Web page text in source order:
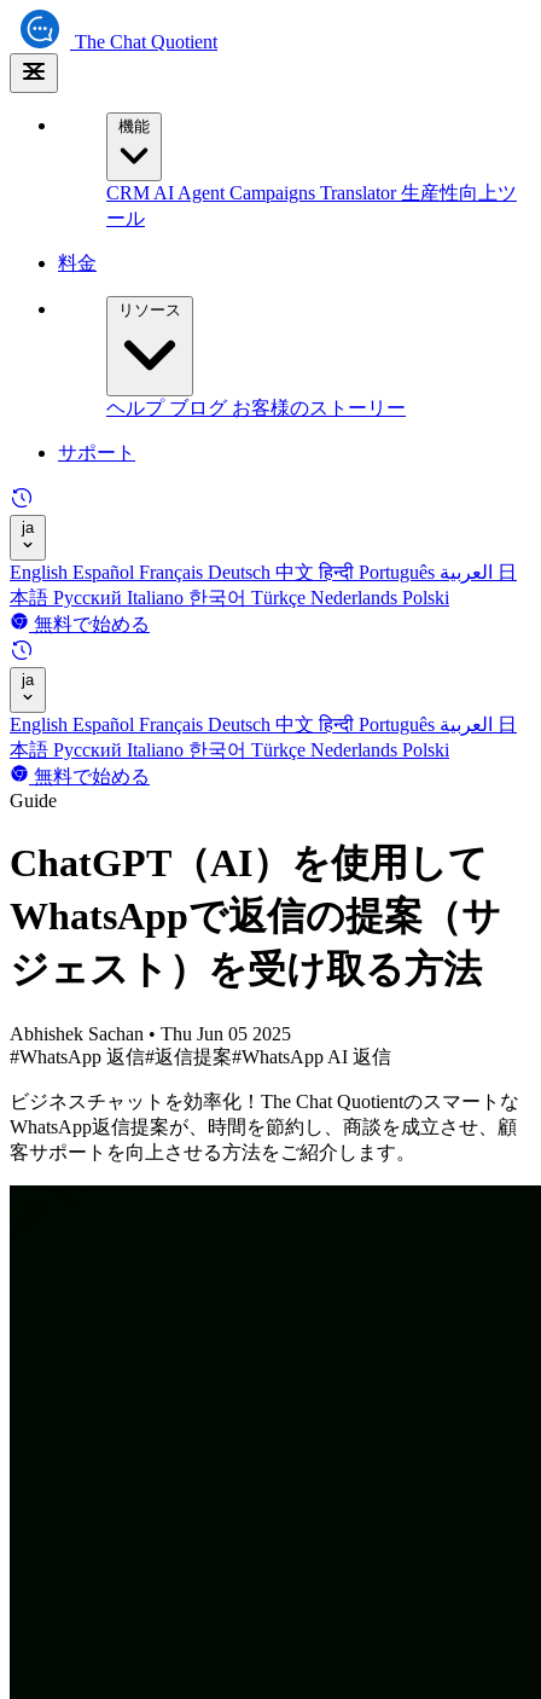
The Chat Quotient
機能
CRM AI Agent Campaigns Translator生産性向上ツ
ール
料金
リソース
ヘルプ ブログ お客様のストーリー
サポート
ja
English Español Français Deutsch 中文हिन्दी Português
日
本語 Русский Italiano 한국어 Türkçe Nederlands Polski
無料で始める
ja
English Español Français Deutsch 中文हिन्दी Português
日
本語 Русский Italiano 한국어 Türkçe Nederlands Polski
無料で始める
Guide
ChatGPT（AI）を使用して
WhatsAppで返信の提案（サ
ジェスト）を受け取る方法
Abhishek Sachan • Thu Jun 05 2025
#WhatsApp 返信#返信提案#WhatsApp AI 返信
ビジネスチャットを効率化！The Chat Quotientのスマートな
WhatsApp返信提案が、時間を節約し、商談を成立させ、顧
客サポートを向上させる方法をご紹介します。